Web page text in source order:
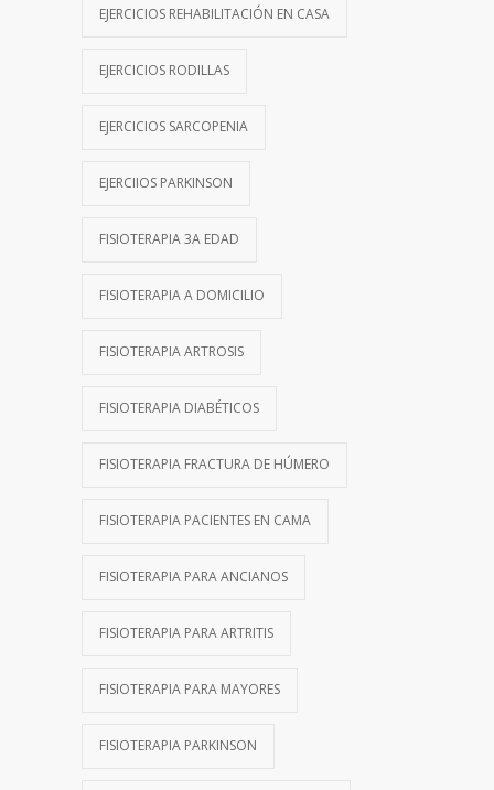
EJERCICIOS REHABILITACIÓN EN CASA
EJERCICIOS RODILLAS
EJERCICIOS SARCOPENIA
EJERCIIOS PARKINSON
FISIOTERAPIA 3A EDAD
FISIOTERAPIA A DOMICILIO
FISIOTERAPIA ARTROSIS
FISIOTERAPIA DIABÉTICOS
FISIOTERAPIA FRACTURA DE HÚMERO
FISIOTERAPIA PACIENTES EN CAMA
FISIOTERAPIA PARA ANCIANOS
FISIOTERAPIA PARA ARTRITIS
FISIOTERAPIA PARA MAYORES
FISIOTERAPIA PARKINSON